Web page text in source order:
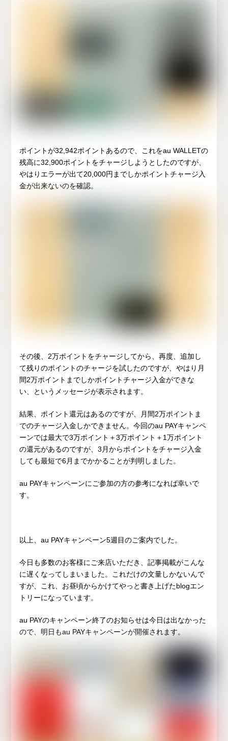
ポイントが32,942ポイントあるので、これをau WALLETの
残高に32,900ポイントをチャージしようとしたのですが、
やはりエラーが出て20,000円までしかポイントチャージ入
金が出来ないのを確認。
その後、2万ポイントをチャージしてから、再度、追加し
て残りのポイントのチャージを試したのですが、やはり月
間2万ポイントまでしかポイントチャージ入金ができな
い、というメッセージが表示されます。
結果、ポイント還元はあるのですが、月間2万ポイントま
でのチャージ入金しかできません。今回のau PAYキャンペ
ーンでは最大で3万ポイント＋3万ポイント＋1万ポイント
の還元があるのですが、3月からポイントをチャージ入金
しても最短で6月までかかることが判明しました。
au PAYキャンペーンにご参加の方の参考になれば幸いで
す。
以上、au PAYキャンペーン5週目のご案内でした。
今日も多数のお客様にご来店いただき、記事掲載がこんな
に遅くなってしまいました。これだけの文量しかないんで
すが、これ、お昼頃からかけてやっと書き上げたblogエン
トリーになっています。
au PAYのキャンペーン終了のお知らせは今日は出なかった
ので、明日もau PAYキャンペーンが開催されます。